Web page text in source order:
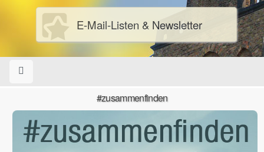
E-Mail-Listen & Newsletter
#zusammenfinden